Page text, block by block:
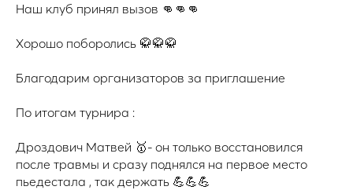
Наш клуб принял вызов 👊👊👊
Хорошо поборолись 🥋🥋🥋
Благодарим организаторов за приглашение
По итогам турнира :
Дроздович Матвей 🥇- он только восстановился
после травмы и сразу поднялся на первое место
пьедестала , так держать 💪💪💪